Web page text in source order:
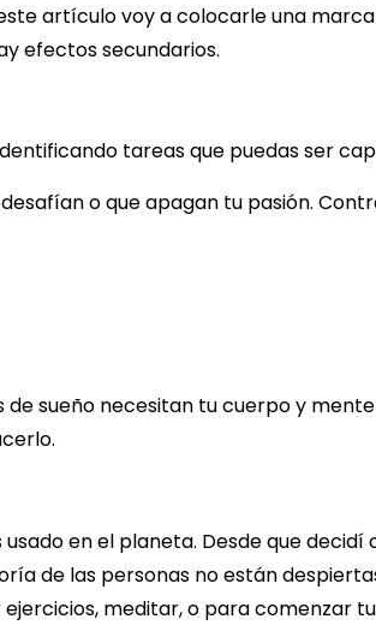
artículo voy a colocarle una
efectos secundarios.
tareas que puedas ser
o que apagan tu pasión.
de sueño necesitan tu cuerpo y
en el planeta. Desde que
de las personas no están
meditar, o para comenzar